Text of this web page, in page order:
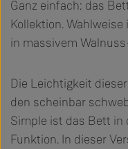
Ganz einfach: das
Kollektion.
in massivem
Die Leichtigkeit
den scheinbar
Simple ist das Bett in
Funktion. In dieser